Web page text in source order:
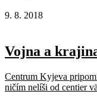
9. 8. 2018
Vojna a
Centrum Kyjeva
ničím nelíši od centier